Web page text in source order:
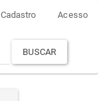
Cadastro Acesso
BUSCAR